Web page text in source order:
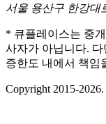
서울 용산구 한강대
* 큐플레이스는 중
사자가 아닙니다.
증한도 내에서 책임
Copyright 2015-